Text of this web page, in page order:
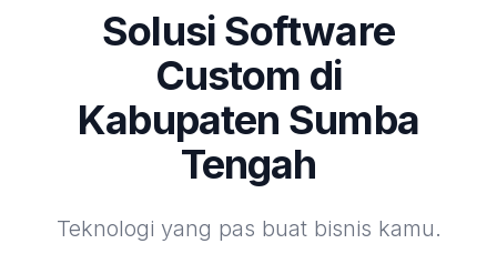
Solusi Software
Custom di
Kabupaten Sumba
Tengah
Teknologi yang pas buat bisnis kamu.